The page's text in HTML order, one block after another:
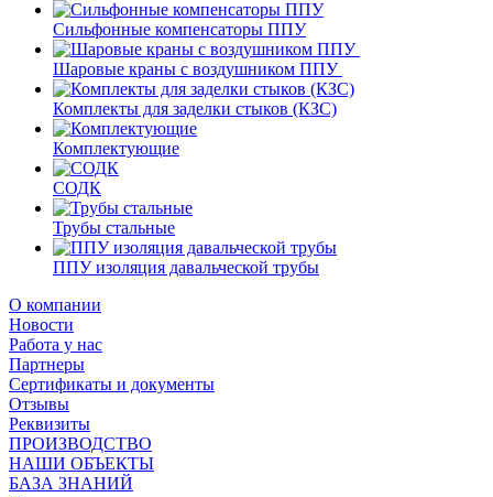
Сильфонные компенсаторы ППУ
Шаровые краны с воздушником ППУ
Комплекты для заделки стыков (КЗС)
Комплектующие
СОДК
Трубы стальные
ППУ изоляция давальческой трубы
О компании
Новости
Работа у нас
Партнеры
Сертификаты и документы
Отзывы
Реквизиты
ПРОИЗВОДСТВО
НАШИ ОБЪЕКТЫ
БАЗА ЗНАНИЙ